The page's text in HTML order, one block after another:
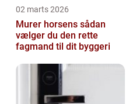
02 marts 2026
Murer horsens sådan
vælger du den rette
fagmand til dit byggeri